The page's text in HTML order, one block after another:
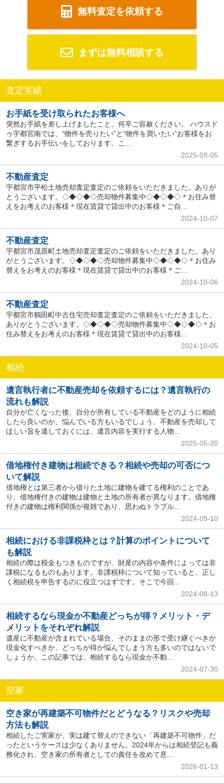
無料査定を依頼する
まずは無料相談する
査定実績
お手紙を受け取られたお客様へ
突然お手紙を差し上げましたこと、何卒ご容赦ください。 ハウスド
ゥ宇都宮南では、“物件を売りたい”と“物件を買いたい”お客様をお
繋ぎするお手伝いをしております。こ...
2025-09-05
不動産査定
宇都宮市平松土地売却査定査定のご依頼をいただきました。ありが
とうございます。◇◆◇◆◇売却物件募集中◇◆◇◆◇＊お住み替
えをお考えのお客様＊現在賃貸で貸出中のお客様＊ご自...
2024-10-07
不動産査定
宇都宮市茂原町土地売却査定査定のご依頼をいただきました。あり
がとうございます。◇◆◇◆◇売却物件募集中◇◆◇◆◇＊お住み
替えをお考えのお客様＊現在賃貸で貸出中のお客様＊ご...
2024-10-06
不動産査定
宇都宮市鶴田町中古住宅売却査定査定のご依頼をいただきました。
ありがとうございます。◇◆◇◆◇売却物件募集中◇◆◇◆◇＊お
住み替えをお考えのお客様＊現在賃貸で貸出中のお客様...
2024-10-05
相続
遺言執行者に不動産売却を依頼するには？遺言執行の
流れも解説
自分が亡くなった後、自分が所有している不動産をどのように相続
したら良いのか、悩んでいる方もいるでしょう。不動産を売却して
ほしい旨を遺しておくには、遺言内容を実行する人物...
2025-05-20
借地権付き建物は相続できる？相続や売却の可否につ
いて解説
借地権とは第三者から借りた土地に建物を建てる権利のことであ
り、借地権付きの建物は建物と土地の所有者が異なります。借地権
付きの建物は権利関係が複雑であり、思わぬトラブル...
2024-09-10
相続における非課税枠とは？計算のポイントについて
も解説
相続の際は税金もつきものですが、財産の内容や条件によっては非
課税になるものもあります。非課税枠について知っていると、正し
く相続税を申告するのに役立つはずです。そこで今回...
2024-08-13
相続するなら現金か不動産どっちが得？メリット・デ
メリットをそれぞれ解説
遺産に不動産が含まれている場合、そのままの形で受け継ぐべきか
現金化すべきか、どっちが得か悩んでしまう方も多いのではないで
しょうか。この記事では、相続するなら現金か不動...
2024-07-30
空家
空き家が再建築不可物件だとどうなる？リスクや売却
方法も解説
相続したご実家が、実は建て替えのできない「再建築不可物件」だ
ったというケースは少なくありません。2024年からは相続登記も義
務化され、空き家の所有者としての責任を改めて意...
2026-01-13